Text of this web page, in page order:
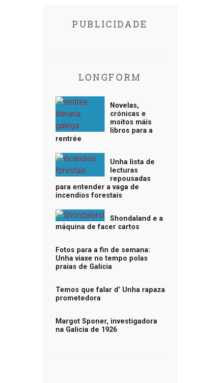
PUBLICIDADE
LONGFORM
Novelas,
crónicas e
moitos máis
libros para a
rentrée
Unha lista de
lecturas
repousadas
para entender a vaga de
incendios forestais
Shondaland e a
máquina de facer cartos
Fotos para a fin de semana:
Unha viaxe no tempo polas
praias de Galicia
Temos que falar d’ Unha rapaza
prometedora
Margot Sponer, investigadora
na Galicia de 1926